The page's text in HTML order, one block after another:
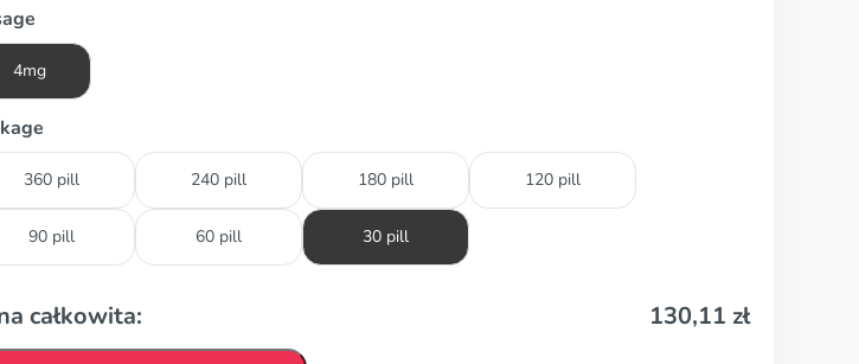
4mg
360 pill 240 pill 180 pill 120 pill
90 pill 60 pill 30 pill
całkowita: 130,11 zł